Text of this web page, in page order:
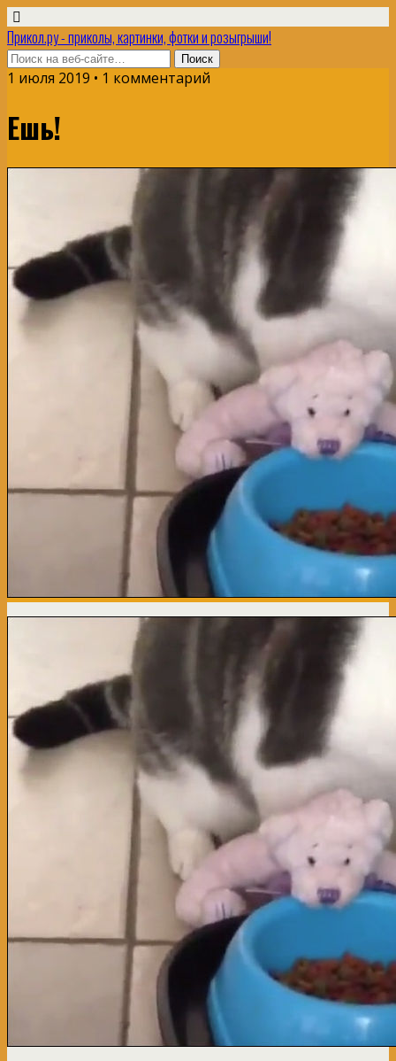
Прикол.ру - приколы, картинки, фотки и розыгрыши!
1 июля 2019 • 1 комментарий
Ешь!